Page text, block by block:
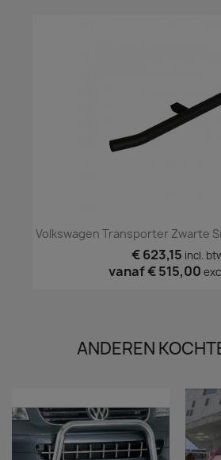
Volkswagen Transporter Zwarte
€ 623,15 incl.
vanaf€ 515,00
ANDEREN